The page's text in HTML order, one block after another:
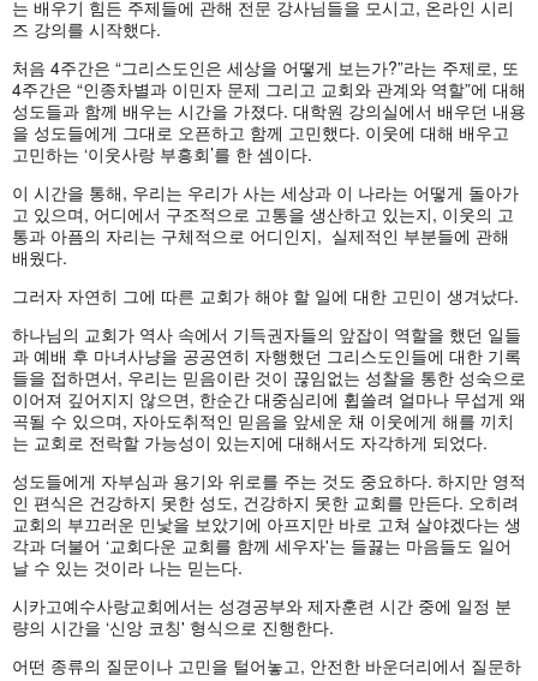
는 배우기 힘든 주제들에 관해 전문 강사님들을 모시고, 온라인 시리
즈 강의를 시작했다.
처음 4주간은 “그리스도인은 세상을 어떻게 보는가?”라는 주제로, 또
4주간은 “인종차별과 이민자 문제 그리고 교회와 관계와 역할”에 대해
성도들과 함께 배우는 시간을 가졌다. 대학원 강의실에서 배우던 내용
을 성도들에게 그대로 오픈하고 함께 고민했다. 이웃에 대해 배우고
고민하는 ‘이웃사랑 부흥회’를 한 셈이다.
이 시간을 통해, 우리는 우리가 사는 세상과 이 나라는 어떻게 돌아가
고 있으며, 어디에서 구조적으로 고통을 생산하고 있는지, 이웃의 고
통과 아픔의 자리는 구체적으로 어디인지, 실제적인 부분들에 관해
배웠다.
그러자 자연히 그에 따른 교회가 해야 할 일에 대한 고민이 생겨났다.
하나님의 교회가 역사 속에서 기득권자들의 앞잡이 역할을 했던 일들
과 예배 후 마녀사냥을 공공연히 자행했던 그리스도인들에 대한 기록
들을 접하면서, 우리는 믿음이란 것이 끊임없는 성찰을 통한 성숙으로
이어져 깊어지지 않으면, 한순간 대중심리에 휩쓸려 얼마나 무섭게 왜
곡될 수 있으며, 자아도취적인 믿음을 앞세운 채 이웃에게 해를 끼치
는 교회로 전락할 가능성이 있는지에 대해서도 자각하게 되었다.
성도들에게 자부심과 용기와 위로를 주는 것도 중요하다. 하지만 영적
인 편식은 건강하지 못한 성도, 건강하지 못한 교회를 만든다. 오히려
교회의 부끄러운 민낯을 보았기에 아프지만 바로 고쳐 살야겠다는 생
각과 더불어 ‘교회다운 교회를 함께 세우자'는 들끓는 마음들도 일어
날 수 있는 것이라 나는 믿는다.
시카고예수사랑교회에서는 성경공부와 제자훈련 시간 중에 일정 분
량의 시간을 ‘신앙 코칭' 형식으로 진행한다.
어떤 종류의 질문이나 고민을 털어놓고, 안전한 바운더리에서 질문하